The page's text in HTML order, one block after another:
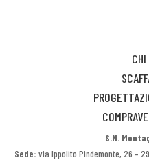
S.N.
Sede: via Ippolito Pindemonte, 26 –